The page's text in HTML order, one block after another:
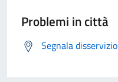
Problemi in città
Segnala disservizio